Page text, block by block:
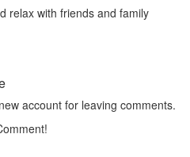
relax with friends and family
new account for leaving comments.